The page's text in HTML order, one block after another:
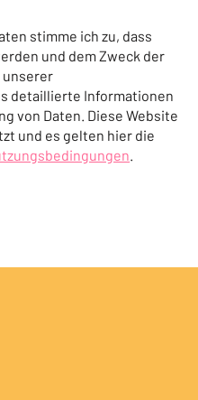
stimme ich zu, dass
und dem Zweck der
unserer
Fenster)
detaillierte Informationen
von Daten. Diese Website
und es gelten hier die
.